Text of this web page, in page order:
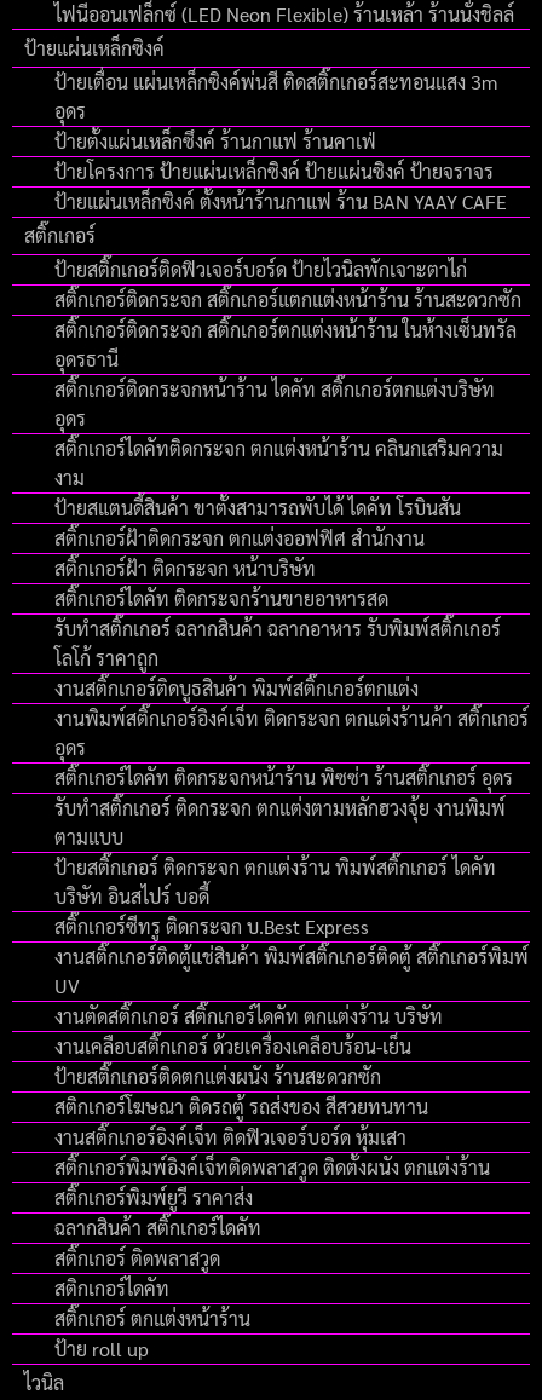
ไฟนีออนเฟล็กซ์ (LED Neon Flexible) ร้านเหล้า ร้านนั่งชิลล์
ป้ายแผ่นเหล็กซิงค์
ป้ายเตื่อน แผ่นเหล็กซิงค์พ่นสี ติดสติ๊กเกอร์สะทอนแสง 3m
อุดร
ป้ายตั้งแผ่นเหล็กซึงค์ ร้านกาแฟ ร้านคาเฟ่
ป้ายโครงการ ป้ายแผ่นเหล็กซิงค์ ป้ายแผ่นซิงค์ ป้ายจราจร
ป้ายแผ่นเหล็กซิงค์ ตั้งหน้าร้านกาแฟ ร้าน BAN YAAY CAFE
สติ๊กเกอร์
ป้ายสติ๊กเกอร์ติดฟิวเจอร์บอร์ด ป้ายไวนิลพักเจาะตาไก่
สติ๊กเกอร์ติดกระจก สติ๊กเกอร์แตกแต่งหน้าร้าน ร้านสะดวกซัก
สติ๊กเกอร์ติดกระจก สติ๊กเกอร์ตกแต่งหน้าร้าน ในห้างเซ็นทรัล
อุดรธานี
สติ๊กเกอร์ติดกระจกหน้าร้าน ไดคัท สติ๊กเกอร์ตกแต่งบริษัท
อุดร
สติ๊กเกอร์ไดคัทติดกระจก ตกแต่งหน้าร้าน คลินกเสริมความ
งาม
ป้ายสแตนดี้สินค้า ขาตั้งสามารถพับได้ ไดคัท โรบินสัน
สติ๊กเกอร์ฝ้าติดกระจก ตกแต่งออฟฟิศ สำนักงาน
สติ๊กเกอร์ฝ้า ติดกระจก หน้าบริษัท
สติ๊กเกอร์ไดคัท ติดกระจกร้านขายอาหารสด
รับทําสติ๊กเกอร์ ฉลากสินค้า ฉลากอาหาร รับพิมพ์สติ๊กเกอร์
โลโก้ ราคาถูก
งานสติ๊กเกอร์ติดบูธสินค้า พิมพ์สติ๊กเกอร์ตกแต่ง
งานพิมพ์สติ๊กเกอร์อิงค์เจ็ท ติดกระจก ตกแต่งร้านค้า สติ๊กเกอร์
อุดร
สติ๊กเกอร์ไดคัท ติดกระจกหน้าร้าน พิซซ่า ร้านสติ๊กเกอร์ อุดร
รับทำสติ๊กเกอร์ ติดกระจก ตกแต่งตามหลักฮวงจุ้ย งานพิมพ์
ตามแบบ
ป้ายสติ๊กเกอร์ ติดกระจก ตกแต่งร้าน พิมพ์สติ๊กเกอร์ ไดคัท
บริษัท อินสไปร์ บอดี้
สติ๊กเกอร์ซีทรู ติดกระจก บ.Best Express
งานสติ๊กเกอร์ติดตู้แช่สินค้า พิมพ์สติ๊กเกอร์ติดตู้ สติ๊กเกอร์พิมพ์
UV
งานตัดสติ๊กเกอร์ สติ๊กเกอร์ไดคัท ตกแต่งร้าน บริษัท
งานเคลือบสติ๊กเกอร์ ด้วยเครื่องเคลือบร้อน-เย็น
ป้ายสติ๊กเกอร์ติดตกแต่งผนัง ร้านสะดวกซัก
สติกเกอร์โฆษณา ติดรถตู้ รถส่งของ สีสวยทนทาน
งานสติ๊กเกอร์อิงค์เจ็ท ติดฟิวเจอร์บอร์ด หุ้มเสา
สติ๊กเกอร์พิมพ์อิงค์เจ็ทติดพลาสวูด ติดตั้งผนัง ตกแต่งร้าน
สติ๊กเกอร์พิมพ์ยูวี ราคาส่ง
ฉลากสินค้า สติ๊กเกอร์ไดคัท
สติ๊กเกอร์ ติดพลาสวูด
สติกเกอร์ไดคัท
สติ๊กเกอร์ ตกแต่งหน้าร้าน
ป้าย roll up
ไวนิล